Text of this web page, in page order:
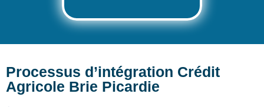
Processus d’intégration Crédit
Agricole Brie Picardie